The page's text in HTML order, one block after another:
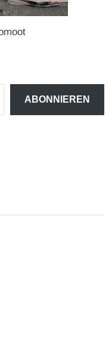
ABONNIEREN